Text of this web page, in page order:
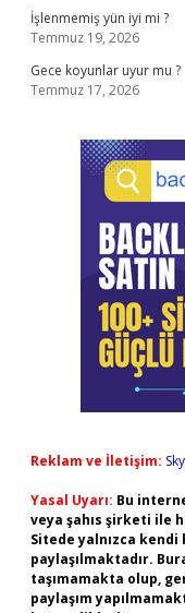
İşlenmemiş yün iyi mi ?
Temmuz 19, 2026
Gece koyunlar uyur mu ?
Temmuz 17, 2026
Reklam ve İletişim:
Yasal Uyarı: Bu
veya şahıs şirketi ile
Sitede yalnızca kendi
paylaşılmaktadır.
taşımamakta olup,
paylaşım